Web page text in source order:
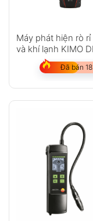
Máy phát hiện rò rỉ
và khí lạnh KIMO
Đã bán